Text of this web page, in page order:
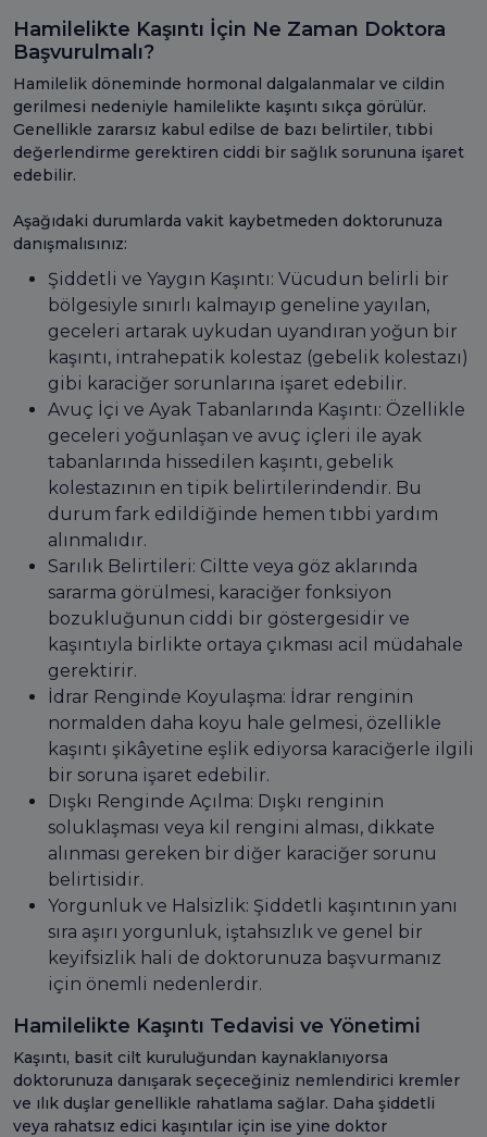
Hamilelikte Kaşıntı İçin Ne Zaman Doktora
Başvurulmalı?
Hamilelik döneminde hormonal dalgalanmalar ve cildin
gerilmesi nedeniyle hamilelikte kaşıntı sıkça görülür.
Genellikle zararsız kabul edilse de bazı belirtiler, tıbbi
değerlendirme gerektiren ciddi bir sağlık sorununa işaret
edebilir.
Aşağıdaki durumlarda vakit kaybetmeden doktorunuza
danışmalısınız:
Şiddetli ve Yaygın Kaşıntı: Vücudun belirli bir
bölgesiyle sınırlı kalmayıp geneline yayılan,
geceleri artarak uykudan uyandıran yoğun bir
kaşıntı, intrahepatik kolestaz (gebelik kolestazı)
gibi karaciğer sorunlarına işaret edebilir.
Avuç İçi ve Ayak Tabanlarında Kaşıntı: Özellikle
geceleri yoğunlaşan ve avuç içleri ile ayak
tabanlarında hissedilen kaşıntı, gebelik
kolestazının en tipik belirtilerindendir. Bu
durum fark edildiğinde hemen tıbbi yardım
alınmalıdır.
Sarılık Belirtileri: Ciltte veya göz aklarında
sararma görülmesi, karaciğer fonksiyon
bozukluğunun ciddi bir göstergesidir ve
kaşıntıyla birlikte ortaya çıkması acil müdahale
gerektirir.
İdrar Renginde Koyulaşma: İdrar renginin
normalden daha koyu hale gelmesi, özellikle
kaşıntı şikâyetine eşlik ediyorsa karaciğerle ilgili
bir soruna işaret edebilir.
Dışkı Renginde Açılma: Dışkı renginin
soluklaşması veya kil rengini alması, dikkate
alınması gereken bir diğer karaciğer sorunu
belirtisidir.
Yorgunluk ve Halsizlik: Şiddetli kaşıntının yanı
sıra aşırı yorgunluk, iştahsızlık ve genel bir
keyifsizlik hali de doktorunuza başvurmanız
için önemli nedenlerdir.
Hamilelikte Kaşıntı Tedavisi ve Yönetimi
Kaşıntı, basit cilt kuruluğundan kaynaklanıyorsa
doktorunuza danışarak seçeceğiniz nemlendirici kremler
ve ılık duşlar genellikle rahatlama sağlar. Daha şiddetli
veya rahatsız edici kaşıntılar için ise yine doktor